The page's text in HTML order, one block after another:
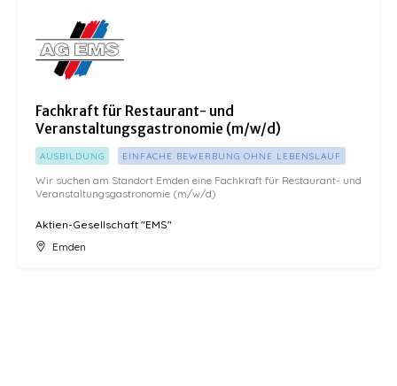
Fachkraft für Restaurant- und
Veranstaltungsgastronomie (m/w/d)
AUSBILDUNG EINFACHE BEWERBUNG OHNE LEBENSLAUF
Wir suchen am Standort Emden eine Fachkraft für Restaurant- und
Veranstaltungsgastronomie (m/w/d)
Aktien-Gesellschaft "EMS"
Emden